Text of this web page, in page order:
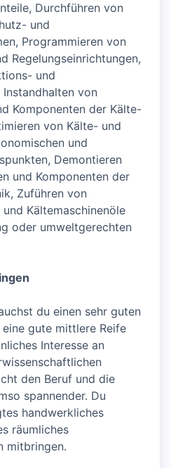
Durchführen von
und
Programmieren von
Regelungseinrichtungen,
und
von
Komponenten der Kälte-
von Kälte- und
und
Demontieren
und Komponenten der
Zuführen von
Kältemaschinenöle
oder umweltgerechten
du einen sehr guten
gute mittlere Reife
Interesse an
den Beruf und die
spannender. Du
handwerkliches
räumliches
mitbringen.